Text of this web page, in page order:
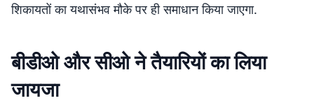
शिकायतों का यथासंभव मौके पर ही समाधान किया जाएगा.
बीडीओ और सीओ ने तैयारियों का लिया
जायजा